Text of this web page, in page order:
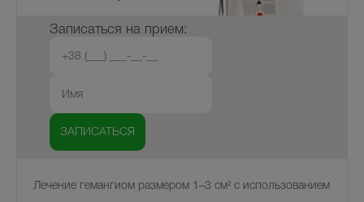
Записаться на прием:
Лечение гемангиом размером 1–3 см² с использованием